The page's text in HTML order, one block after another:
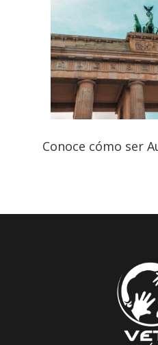
Conoce cómo ser